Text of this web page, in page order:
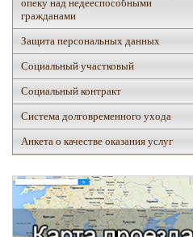
опеку над недееспособными
гражданами
Защита персональных данных
Социальный участковый
Социальный контракт
Система долговременного ухода
Анкета о качестве оказания услуг